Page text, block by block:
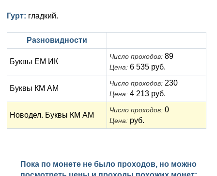
Серебро
Медь
Гурт: гладкий.
Разновидности
Буквы ЕМ ИК
Число проходов: 89
Цена: 6 535 руб.
Буквы КМ АМ
Число проходов: 230
Цена: 4 213 руб.
Новодел. Буквы КМ АМ
Число проходов: 0
Цена: руб.
Пока по монете не было проходов, но можно